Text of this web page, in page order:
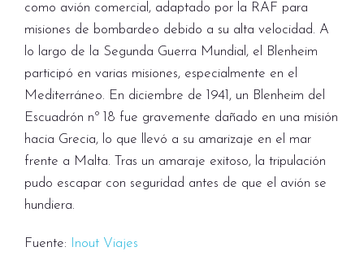
como avión comercial, adaptado por la RAF para
misiones de bombardeo debido a su alta velocidad. A
lo largo de la Segunda Guerra Mundial, el Blenheim
participó en varias misiones, especialmente en el
Mediterráneo. En diciembre de 1941, un Blenheim del
Escuadrón nº 18 fue gravemente dañado en una misión
hacia Grecia, lo que llevó a su amarizaje en el mar
frente a Malta. Tras un amaraje exitoso, la tripulación
pudo escapar con seguridad antes de que el avión se
hundiera.
Fuente: Inout Viajes